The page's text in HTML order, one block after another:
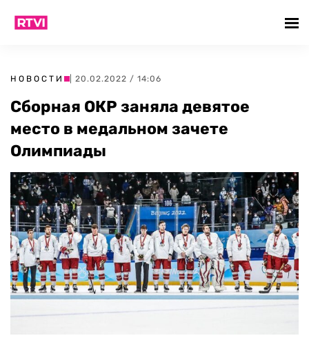
НОВОСТИ | 20.02.2022 / 14:06
Сборная ОКР заняла девятое
место в медальном зачете
Олимпиады